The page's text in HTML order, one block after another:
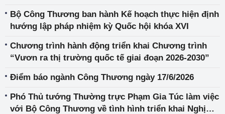
Bộ Công Thương ban hành Kế hoạch thực hiện định
hướng lập pháp nhiệm kỳ Quốc hội khóa XVI
Chương trình hành động triển khai Chương trình
“Vươn ra thị trường quốc tế giai đoạn 2026-2030”
Điểm báo ngành Công Thương ngày 17/6/2026
Phó Thủ tướng Thường trực Phạm Gia Túc làm việc
với Bộ Công Thương về tình hình triển khai Nghị